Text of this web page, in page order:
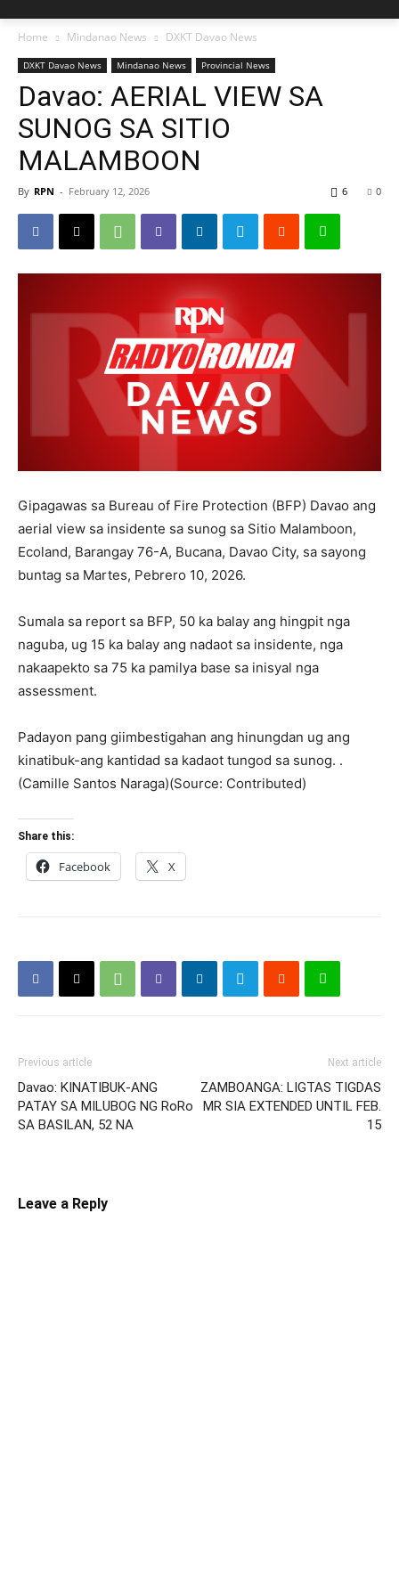
Home Mindanao News DXKT Davao News
DXKT Davao News Mindanao News Provincial News
Davao: AERIAL VIEW SA
SUNOG SA SITIO
MALAMBOON
By RPN - February 12, 2026 0
6
Gipagawas sa Bureau of Fire Protection (BFP) Davao ang
aerial view sa insidente sa sunog sa Sitio Malamboon,
Ecoland, Barangay 76-A, Bucana, Davao City, sa sayong
buntag sa Martes, Pebrero 10, 2026.
Sumala sa report sa BFP, 50 ka balay ang hingpit nga
naguba, ug 15 ka balay ang nadaot sa insidente, nga
nakaapekto sa 75 ka pamilya base sa inisyal nga
assessment.
Padayon pang giimbestigahan ang hinungdan ug ang
kinatibuk-ang kantidad sa kadaot tungod sa sunog. .
(Camille Santos Naraga)(Source: Contributed)
Share this:
Facebook X
Previous article
Davao: KINATIBUK-ANG
PATAY SA MILUBOG NG RoRo
SA BASILAN, 52 NA
Next article
ZAMBOANGA: LIGTAS TIGDAS
MR SIA EXTENDED UNTIL FEB.
15
Leave a Reply